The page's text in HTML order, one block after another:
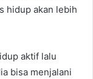
hidup akan lebih
aktif lalu
bisa menjalani